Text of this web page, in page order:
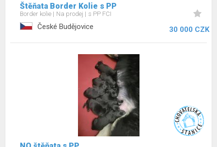
Štěňata Border Kolie s PP
Border kolie Na prodej s PP FCI
České Budějovice 30 000 CZK